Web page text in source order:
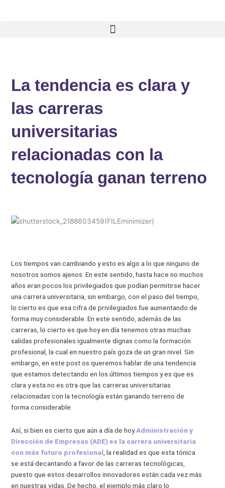
La tendencia es clara y
las carreras
universitarias
relacionadas con la
tecnología ganan terreno
Los tiempos van cambiando y esto es algo a lo que ninguno de
nosotros somos ajenos. En este sentido, hasta hace no muchos
años eran pocos los privilegiados que podían permitirse hacer
una carrera universitaria, sin embargo, con el paso del tiempo,
lo cierto es que esa cifra de privilegiados fue aumentando de
forma muy considerable. En este sentido, además de las
carreras, lo cierto es que hoy en día tenemos otras muchas
salidas profesionales igualmente dignas como la formación
profesional, la cual en nuestro país goza de un gran nivel. Sin
embargo, en este post os queremos hablar de una tendencia
que estamos detectando en los últimos tiempos y es que es
clara y esta no es otra que las carreras universitarias
relacionadas con la tecnología están ganando terreno de
forma considerable.
Así, si bien es cierto que aún a día de hoyAdministración y
Dirección de Empresas (ADE) es la carrera universitaria
con más futuro profesional , la realidad es que esta tónica
se está decantando a favor de las carreras tecnológicas,
puesto que estos desarrollos innovadores están cada vez más
en nuestras vidas. De hecho, el ejemplo más claro lo